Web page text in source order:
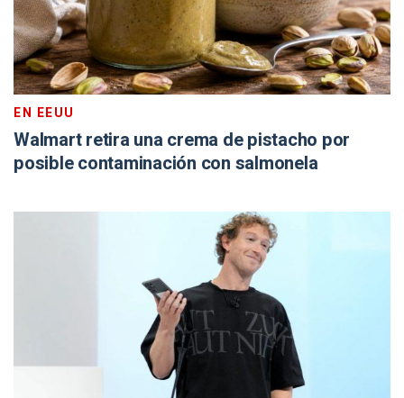
EN EEUU
Walmart retira una crema de pistacho por
posible contaminación con salmonela